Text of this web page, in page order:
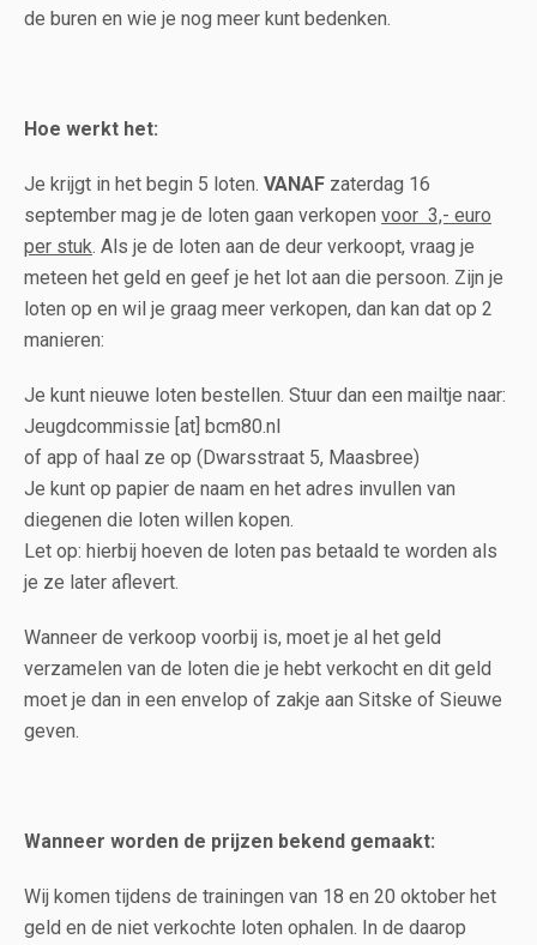
de buren en wie je nog meer kunt bedenken.
Hoe werkt het:
Je krijgt in het begin 5 loten. VANAF zaterdag 16
september mag je de loten gaan verkopen voor 3,- euro
per stuk. Als je de loten aan de deur verkoopt, vraag je
meteen het geld en geef je het lot aan die persoon. Zijn je
loten op en wil je graag meer verkopen, dan kan dat op 2
manieren:
Je kunt nieuwe loten bestellen. Stuur dan een mailtje naar:
Jeugdcommissie [at] bcm80.nl
of app of haal ze op (Dwarsstraat 5, Maasbree)
Je kunt op papier de naam en het adres invullen van
diegenen die loten willen kopen.
Let op: hierbij hoeven de loten pas betaald te worden als
je ze later aflevert.
Wanneer de verkoop voorbij is, moet je al het geld
verzamelen van de loten die je hebt verkocht en dit geld
moet je dan in een envelop of zakje aan Sitske of Sieuwe
geven.
Wanneer worden de prijzen bekend gemaakt:
Wij komen tijdens de trainingen van 18 en 20 oktober het
geld en de niet verkochte loten ophalen. In de daarop